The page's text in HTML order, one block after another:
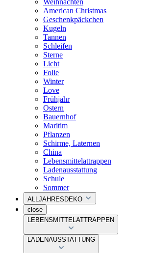
American Christmas
Geschenkpäckchen
Kugeln
Tannen
Schleifen
Sterne
Licht
Folie
Winter
Love
Frühjahr
Ostern
Bauernhof
Maritim
Pflanzen
Schirme, Laternen
China
Lebensmittelattrappen
Ladenausstattung
Schule
Sommer
ALLJAHRESDEKO
close
LEBENSMITTELATTRAPPEN
LADENAUSSTATTUNG